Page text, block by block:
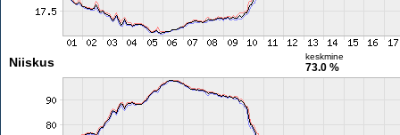
Niiskus keskmine
73.0 %